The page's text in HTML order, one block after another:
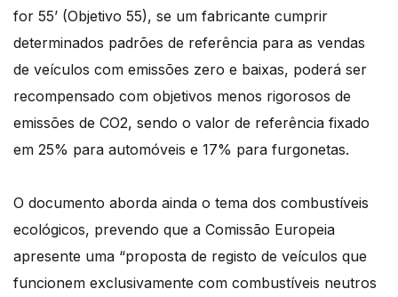
for 55’ (Objetivo 55), se um fabricante cumprir
determinados padrões de referência para as vendas
de veículos com emissões zero e baixas, poderá ser
recompensado com objetivos menos rigorosos de
emissões de CO2, sendo o valor de referência fixado
em 25% para automóveis e 17% para furgonetas.
O documento aborda ainda o tema dos combustíveis
ecológicos, prevendo que a Comissão Europeia
apresente uma “proposta de registo de veículos que
funcionem exclusivamente com combustíveis neutros